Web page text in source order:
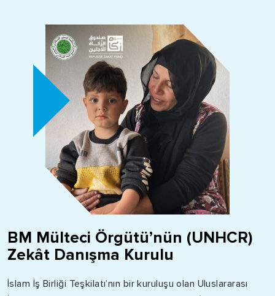
BM Mülteci Örgütü’nün (UNHCR)
Zekât Danışma Kurulu
İslam İş Birliği Teşkilatı’nın bir kuruluşu olan Uluslararası